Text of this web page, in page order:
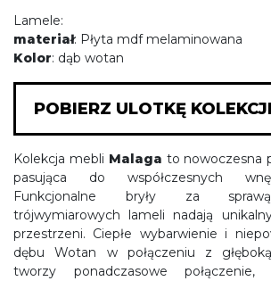
Lamele:
materiał: Płyta mdf melaminowana
Kolor: dąb wotan
POBIERZ ULOTKĘ KOLEKCJI
Kolekcja mebli Malaga to nowoczesna
pasująca do współczesnych
Funkcjonalne bryły za
trójwymiarowych lameli nadają
przestrzeni. Ciepłe wybarwienie i
dębu Wotan w połączeniu z
tworzy ponadczasowe